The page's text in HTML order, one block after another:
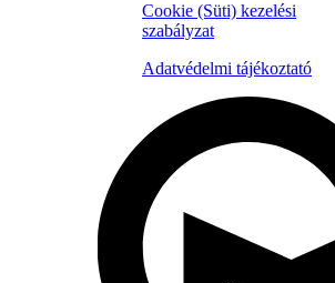
Cookie (Süti) kezelési
szabályzat
Adatvédelmi tájékoztató